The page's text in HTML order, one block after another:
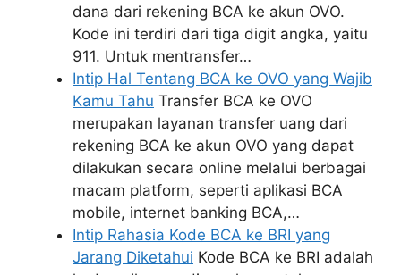
dana dari rekening BCA ke akun OVO.
Kode ini terdiri dari tiga digit angka, yaitu
911. Untuk mentransfer…
Intip Hal Tentang BCA ke OVO yang Wajib
Kamu Tahu Transfer BCA ke OVO
merupakan layanan transfer uang dari
rekening BCA ke akun OVO yang dapat
dilakukan secara online melalui berbagai
macam platform, seperti aplikasi BCA
mobile, internet banking BCA,…
Intip Rahasia Kode BCA ke BRI yang
Jarang Diketahui Kode BCA ke BRI adalah